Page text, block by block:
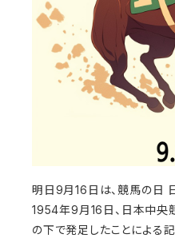
明日9月16日は、競馬の日
1954年9月16日、日本中央
の下で発足したことによる記